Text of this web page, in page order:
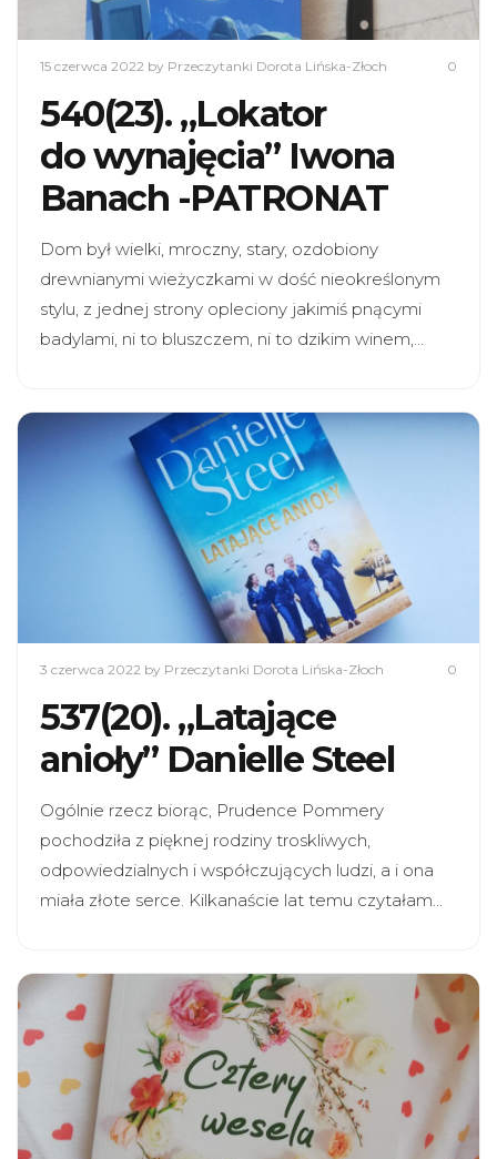
15 czerwca 2022 by Przeczytanki Dorota Lińska-Złoch 0
540(23). „Lokator
do wynajęcia” Iwona
Banach -PATRONAT
Dom był wielki, mroczny, stary, ozdobiony
drewnianymi wieżyczkami w dość nieokreślonym
stylu, z jednej strony opleciony jakimiś pnącymi
badylami, ni to bluszczem, ni to dzikim winem,…
3 czerwca 2022 by Przeczytanki Dorota Lińska-Złoch 0
537(20). „Latające
anioły” Danielle Steel
Ogólnie rzecz biorąc, Prudence Pommery
pochodziła z pięknej rodziny troskliwych,
odpowiedzialnych i współczujących ludzi, a i ona
miała złote serce. Kilkanaście lat temu czytałam…